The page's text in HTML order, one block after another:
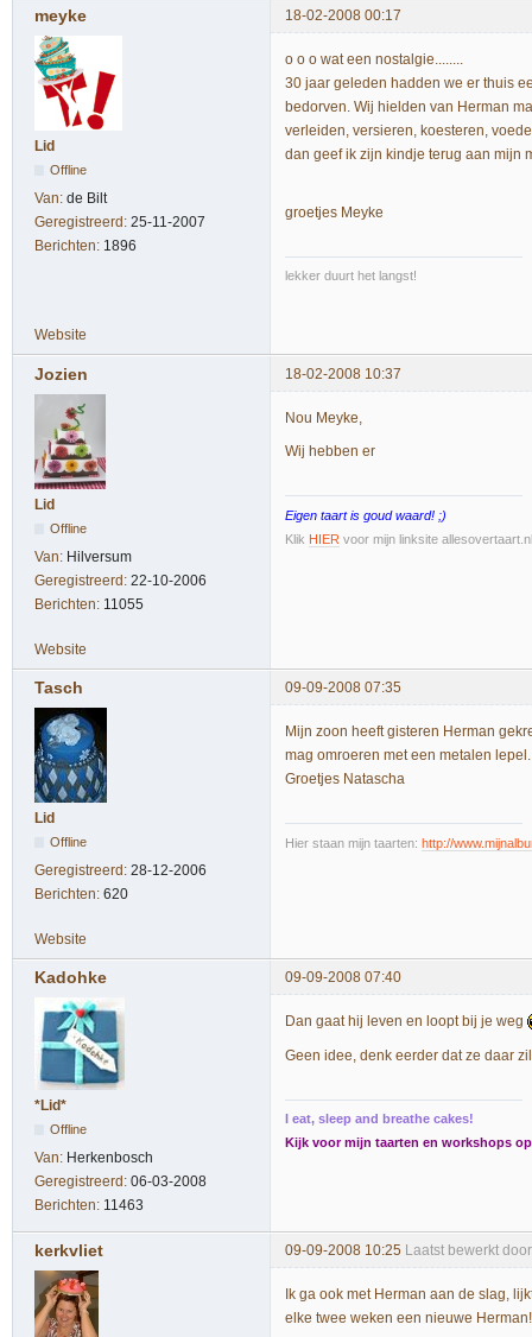
meyke 18-02-2008 00:17
Lid
Offline
Van: de Bilt
Geregistreerd: 25-11-2007
Berichten: 1896
o o o wat een nostalgie........
30 jaar geleden hadden we er thuis
bedorven. Wij hielden van Herman
verleiden, versieren, koesteren,
dan geef ik zijn kindje terug aan mijn
groetjes Meyke
lekker duurt het langst!
Website
Jozien 18-02-2008 10:37
Lid
Offline
Van: Hilversum
Geregistreerd: 22-10-2006
Berichten: 11055
Nou Meyke,
Wij hebben er
Eigen taart is goud waard! ;)
Klik HIER voor mijn linksite
Website
Tasch 09-09-2008 07:35
Lid
Offline
Geregistreerd: 28-12-2006
Berichten: 620
Mijn zoon heeft gisteren Herman
mag omroeren met een metalen
Groetjes Natascha
Hier staan mijn taarten: http://
Website
Kadohke 09-09-2008 07:40
*Lid*
Offline
Van: Herkenbosch
Geregistreerd: 06-03-2008
Berichten: 11463
Dan gaat hij leven en loopt bij je weg
Geen idee, denk eerder dat ze daar
I eat, sleep and breathe cakes!
Kijk voor mijn taarten en workshops
kerkvliet 09-09-2008 10:25 Laatst bewerkt
Ik ga ook met Herman aan de slag,
elke twee weken een nieuwe Herman!